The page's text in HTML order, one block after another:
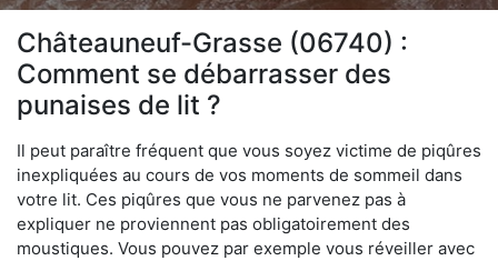
Châteauneuf-Grasse (06740) :
Comment se débarrasser des
punaises de lit ?
Il peut paraître fréquent que vous soyez victime de piqûres
inexpliquées au cours de vos moments de sommeil dans
votre lit. Ces piqûres que vous ne parvenez pas à
expliquer ne proviennent pas obligatoirement des
moustiques. Vous pouvez par exemple vous réveiller avec